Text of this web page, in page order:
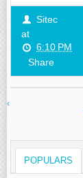
Sitec
at
6:10 PM
Share
‹
POPULARS